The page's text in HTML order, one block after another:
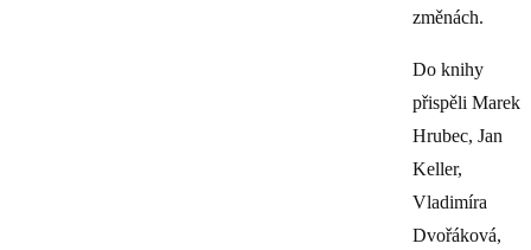
změnách.
Do knihy
přispěli Marek
Hrubec, Jan
Keller,
Vladimíra
Dvořáková,